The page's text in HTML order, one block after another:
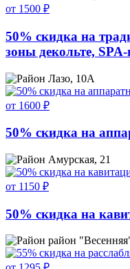
от 1500 ₽
50% скидка на
зоны декольте,
Лазо, 10А
от 1600 ₽
50% скидка на
Амурская, 21
от 1150 ₽
50% скидка на
район